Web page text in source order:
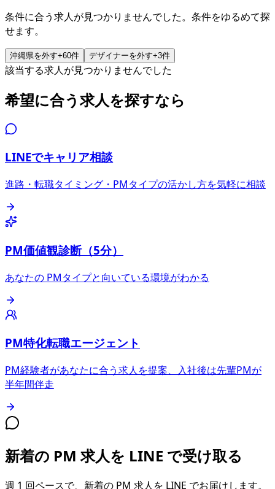
条件に合う求人が見つかりませんでした。条件をゆるめて探
せます。
沖縄県を外す+60件 デザイナーを外す+3件
該当する求人が見つかりませんでした
希望に合う求人を探すなら
LINEでキャリア相談
進路・転職タイミング・PMタイプの活かし方を気軽に相談
PM価値観診断（5分）
あなたの PMタイプと向いている環境がわかる
PM特化転職エージェント
PM経験者があなたに合う求人を提案、入社後は先輩PMが
半年間伴走
新着の PM 求人を LINE で受け取る
週 1 回ペースで、新着の PM 求人を LINE でお届けします。